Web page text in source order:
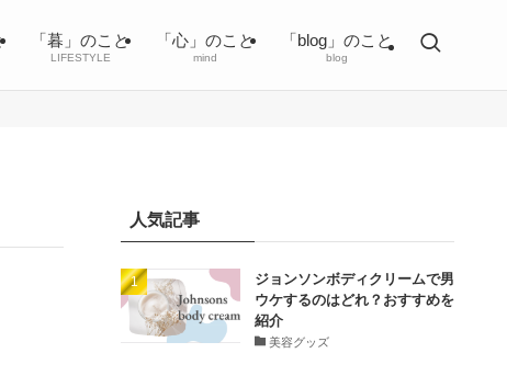
「暮」のこと
LIFESTYLE
「心」のこと
mind
「blog」のこと
blog
人気記事
ジョンソンボディクリームで男
ウケするのはどれ？おすすめを
紹介
美容グッズ